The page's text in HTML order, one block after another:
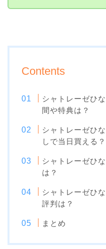
Contents
シャトレーゼひ
間や特典は？
シャトレーゼひ
しで当日買える？
シャトレーゼひ
は？
シャトレーゼひ
評判は？
まとめ